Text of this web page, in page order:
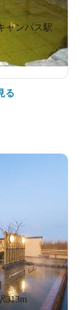
ャンパス駅
る
313m